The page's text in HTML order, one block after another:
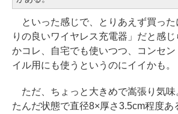
といった感じで、とりあえず買った
りの良いワイヤレス充電器」だと感
かコレ、自宅でも使いつつ、コンセ
イル用にも使うというのにイイかも。
ただ、ちょっと大きめで嵩張り気味
たんだ状態で直径8×厚さ3.5cm程度あ